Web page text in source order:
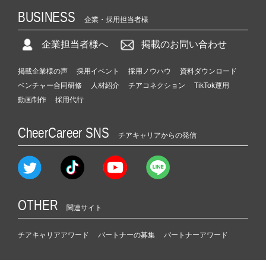
BUSINESS 企業・採用担当者様
企業担当者様へ 掲載のお問い合わせ
掲載企業様の声 採用イベント 採用ノウハウ
資料ダウンロード
ベンチャー合同研修
人材紹介 チアコネクション
TikTok運用
動画制作
採用代行
CheerCareer SNS チアキャリアからの発信
OTHER 関連サイト
チアキャリアアワード パートナーの募集 パートナーアワード